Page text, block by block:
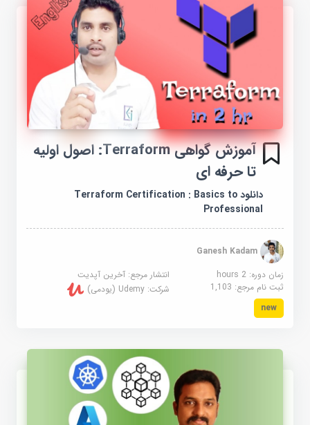
آموزش گواهی Terraform: اصول اولیه
تا حرفه ای
دانلود Terraform Certification : Basics to
Professional
Ganesh Kadam
زمان دوره: 2 hours
انتشار مرجع:آخرین آپدیت
ثبت نام مرجع:1,103 شرکت:Udemy (یودمی)
new